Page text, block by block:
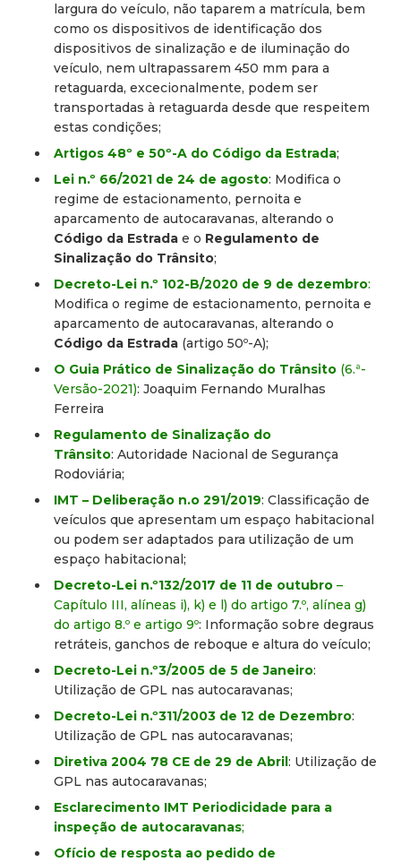
largura do veículo, não taparem a matrícula, bem
como os dispositivos de identificação dos
dispositivos de sinalização e de iluminação do
veículo, nem ultrapassarem 450 mm para a
retaguarda, excecionalmente, podem ser
transportadas à retaguarda desde que respeitem
estas condições;
Artigos 48º e 50º-A do Código da Estrada;
Lei n.º 66/2021 de 24 de agosto: Modifica o
regime de estacionamento, pernoita e
aparcamento de autocaravanas, alterando o
Código da Estrada e o Regulamento de
Sinalização do Trânsito;
Decreto-Lei n.º 102-B/2020 de 9 de dezembro:
Modifica o regime de estacionamento, pernoita e
aparcamento de autocaravanas, alterando o
Código da Estrada (artigo 50º-A);
O Guia Prático de Sinalização do Trânsito (6.ª-
Versão-2021): Joaquim Fernando Muralhas
Ferreira
Regulamento de Sinalização do
Trânsito: Autoridade Nacional de Segurança
Rodoviária;
IMT – Deliberação n.o 291/2019: Classificação de
veículos que apresentam um espaço habitacional
ou podem ser adaptados para utilização de um
espaço habitacional;
Decreto-Lei n.º132/2017 de 11 de outubro –
Capítulo III, alíneas i), k) e l) do artigo 7.º, alínea g)
do artigo 8.º e artigo 9º: Informação sobre degraus
retráteis, ganchos de reboque e altura do veículo;
Decreto-Lei n.º3/2005 de 5 de Janeiro:
Utilização de GPL nas autocaravanas;
Decreto-Lei n.º311/2003 de 12 de Dezembro:
Utilização de GPL nas autocaravanas;
Diretiva 2004 78 CE de 29 de Abril: Utilização de
GPL nas autocaravanas;
Esclarecimento IMT Periodicidade para a
inspeção de autocaravanas;
Ofício de resposta ao pedido de